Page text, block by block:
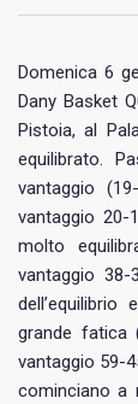
Domenica 6
Dany Basket
Pistoia, al
equilibrato.
vantaggio
vantaggio
molto
vantaggio
grande fatica
vantaggio 59-
cominciano a